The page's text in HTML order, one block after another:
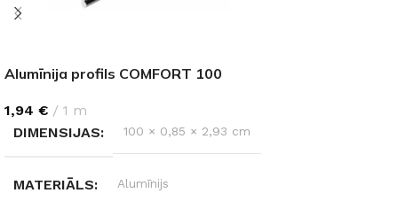
Alumīnija profils COMFORT 100
1,94 €
1 m
DIMENSIJAS
100 × 0,85 × 2,93 cm
MATERIĀLS Alumīnijs